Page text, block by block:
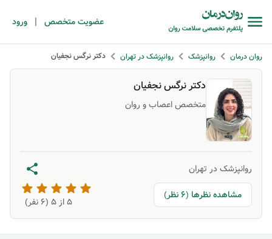
عضویت متخصص | ورود
روان درمان روانپزشک روانپزشک در تهران دکتر نرگس نجفیان
دکتر نرگس نجفیان
متخصص اعصاب و روان
روانپزشک در تهران
مشاهده نظرها (6 نظر)
5از ۵ ( 6 نفر)